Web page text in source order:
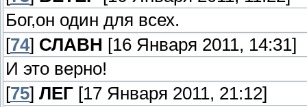
Бог,он один для всех.
[74] СЛАВН [16 Января 2011, 14:31]
И это верно!
[75] ЛЕГ [17 Января 2011, 21:12]